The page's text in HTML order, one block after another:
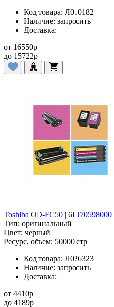
Код товара: Л010182
Наличие: запросить
Доставка:
от 16550p
до 15722p
Toshiba OD-FC50 | 6LJ70598000
Тип: оригинальный
Цвет: черный
Ресурс, объем: 50000 стр
Код товара: Л026323
Наличие: запросить
Доставка:
от 4410p
до 4189p